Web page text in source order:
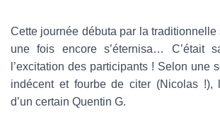
Cette journée débuta par la traditionnelle
une fois encore s’éternisa… C’était
l’excitation des participants ! Selon une
indécent et fourbe de citer (Nicolas !),
d’un certain Quentin G.